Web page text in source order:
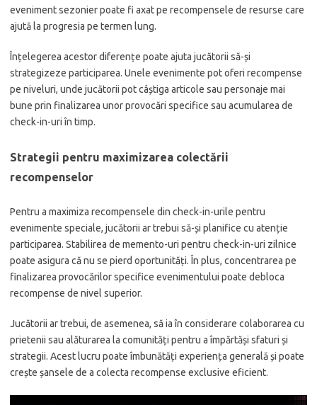
eveniment sezonier poate fi axat pe recompensele de resurse care
ajută la progresia pe termen lung.
Înțelegerea acestor diferențe poate ajuta jucătorii să-și
strategizeze participarea. Unele evenimente pot oferi recompense
pe niveluri, unde jucătorii pot câștiga articole sau personaje mai
bune prin finalizarea unor provocări specifice sau acumularea de
check-in-uri în timp.
Strategii pentru maximizarea colectării
recompenselor
Pentru a maximiza recompensele din check-in-urile pentru
evenimente speciale, jucătorii ar trebui să-și planifice cu atenție
participarea. Stabilirea de memento-uri pentru check-in-uri zilnice
poate asigura că nu se pierd oportunități. În plus, concentrarea pe
finalizarea provocărilor specifice evenimentului poate debloca
recompense de nivel superior.
Jucătorii ar trebui, de asemenea, să ia în considerare colaborarea cu
prietenii sau alăturarea la comunități pentru a împărtăși sfaturi și
strategii. Acest lucru poate îmbunătăți experiența generală și poate
crește șansele de a colecta recompense exclusive eficient.